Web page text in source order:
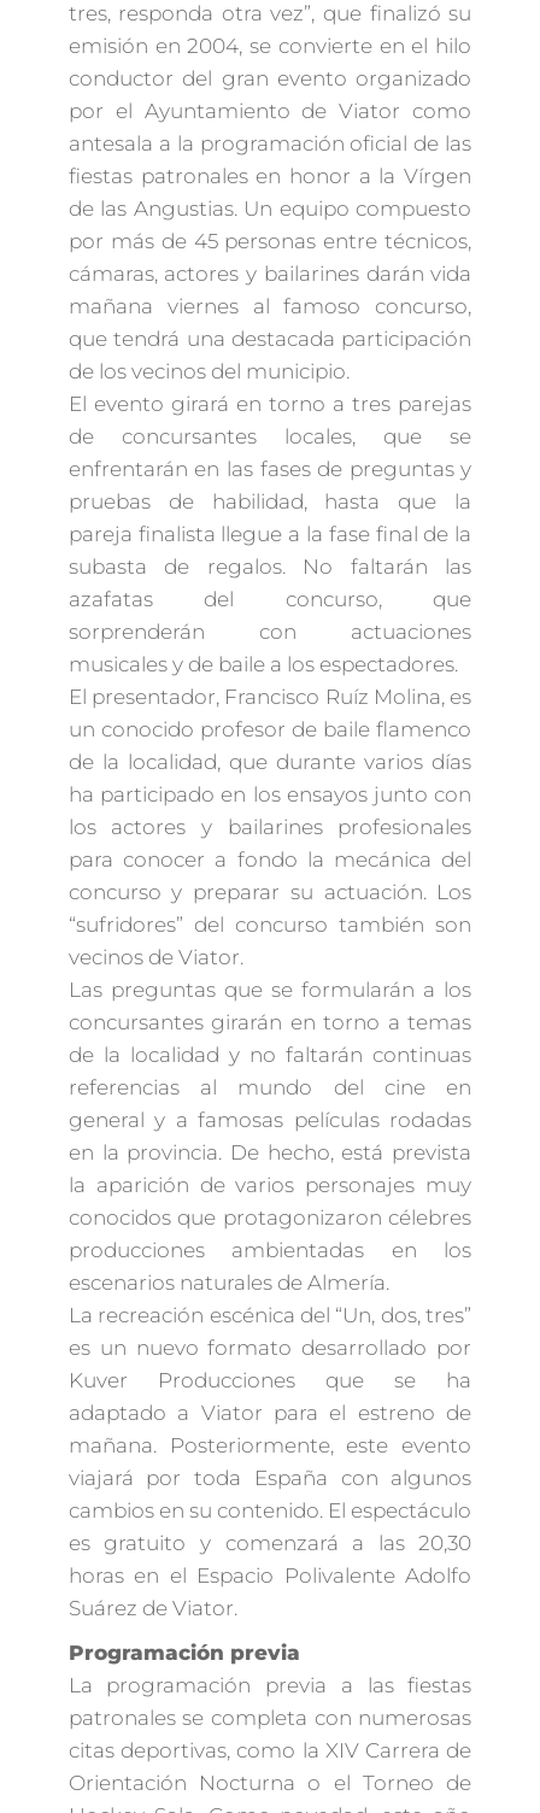
tres, responda otra vez”, que finalizó su
emisión en 2004, se convierte en el hilo
conductor del gran evento organizado
por el Ayuntamiento de Viator como
antesala a la programación oficial de las
fiestas patronales en honor a la Vírgen
de las Angustias. Un equipo compuesto
por más de 45 personas entre técnicos,
cámaras, actores y bailarines darán vida
mañana viernes al famoso concurso,
que tendrá una destacada participación
de los vecinos del municipio.
El evento girará en torno a tres parejas
de concursantes locales, que se
enfrentarán en las fases de preguntas y
pruebas de habilidad, hasta que la
pareja finalista llegue a la fase final de la
subasta de regalos. No faltarán las
azafatas del concurso, que
sorprenderán con actuaciones
musicales y de baile a los espectadores.
El presentador, Francisco Ruíz Molina, es
un conocido profesor de baile flamenco
de la localidad, que durante varios días
ha participado en los ensayos junto con
los actores y bailarines profesionales
para conocer a fondo la mecánica del
concurso y preparar su actuación. Los
“sufridores” del concurso también son
vecinos de Viator.
Las preguntas que se formularán a los
concursantes girarán en torno a temas
de la localidad y no faltarán continuas
referencias al mundo del cine en
general y a famosas películas rodadas
en la provincia. De hecho, está prevista
la aparición de varios personajes muy
conocidos que protagonizaron célebres
producciones ambientadas en los
escenarios naturales de Almería.
La recreación escénica del “Un, dos, tres”
es un nuevo formato desarrollado por
Kuver Producciones que se ha
adaptado a Viator para el estreno de
mañana. Posteriormente, este evento
viajará por toda España con algunos
cambios en su contenido. El espectáculo
es gratuito y comenzará a las 20,30
horas en el Espacio Polivalente Adolfo
Suárez de Viator.
Programación previa
La programación previa a las fiestas
patronales se completa con numerosas
citas deportivas, como la XIV Carrera de
Orientación Nocturna o el Torneo de